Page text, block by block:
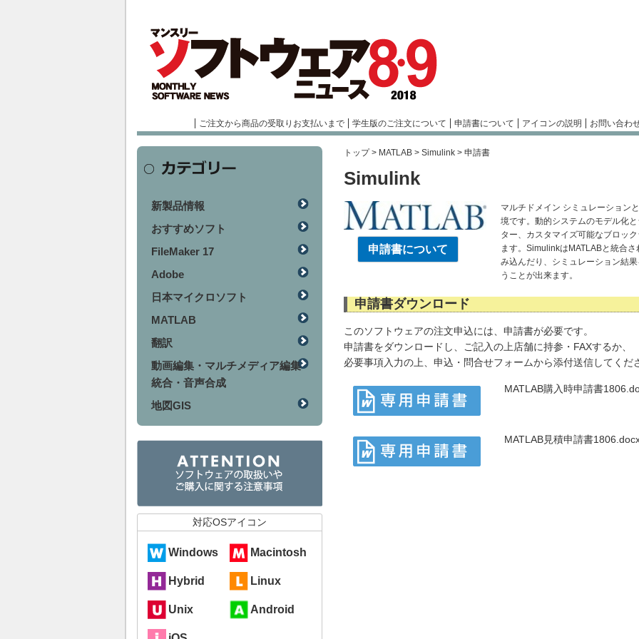
ご注文から商品の受取りお支払いまで 学生版のご注文について 申請書について アイコンの説明 お問い合わ
トップ> MATLAB > Simulink > 申請書
Simulink
申請書について
マルチドメイン シミュレーション
境です。動的システムのモデル化
ター、カスタマイズ可能なブロッ
ます。SimulinkはMATLABと統合
み込んだり、シミュレーション結
うことが出来ます。
申請書ダウンロード
このソフトウェアの注文申込には、申請書が必要です。
申請書をダウンロードし、ご記入の上店舗に持参・FAXするか、
必要事項入力の上、申込・問合せフォームから添付送信してくだ
MATLAB購入時申請書
MATLAB見積申請書
新製品情報
おすすめソフト
FileMaker 17
Adobe
日本マイクロソフト
MATLAB
翻訳
動画編集・マルチメディア編集
統合・音声合成
地図GIS
対応OSアイコン
Windows Macintosh
Hybrid Linux
Unix Android